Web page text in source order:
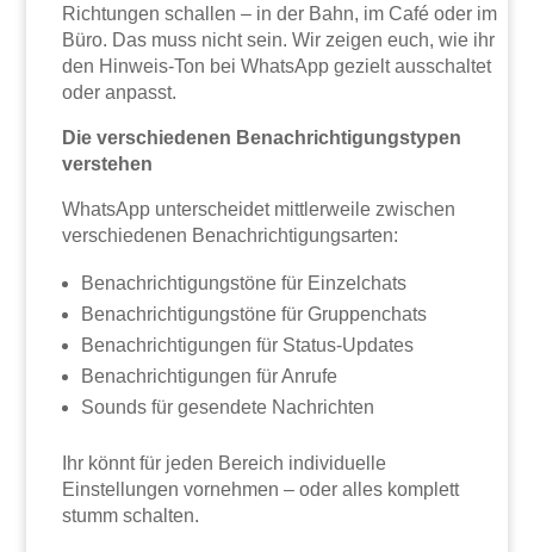
Richtungen schallen – in der Bahn, im Café oder im
Büro. Das muss nicht sein. Wir zeigen euch, wie ihr
den Hinweis-Ton bei WhatsApp gezielt ausschaltet
oder anpasst.
Die verschiedenen Benachrichtigungstypen
verstehen
WhatsApp unterscheidet mittlerweile zwischen
verschiedenen Benachrichtigungsarten:
Benachrichtigungstöne für Einzelchats
Benachrichtigungstöne für Gruppenchats
Benachrichtigungen für Status-Updates
Benachrichtigungen für Anrufe
Sounds für gesendete Nachrichten
Ihr könnt für jeden Bereich individuelle
Einstellungen vornehmen – oder alles komplett
stumm schalten.